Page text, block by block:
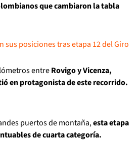
que cambiaron la tabla
sus posiciones tras etapa 12 del Giro
entreRovigo y Vicenza,
en protagonista de este recorrido.
puertos de montaña,esta etapa
de cuarta categoría.